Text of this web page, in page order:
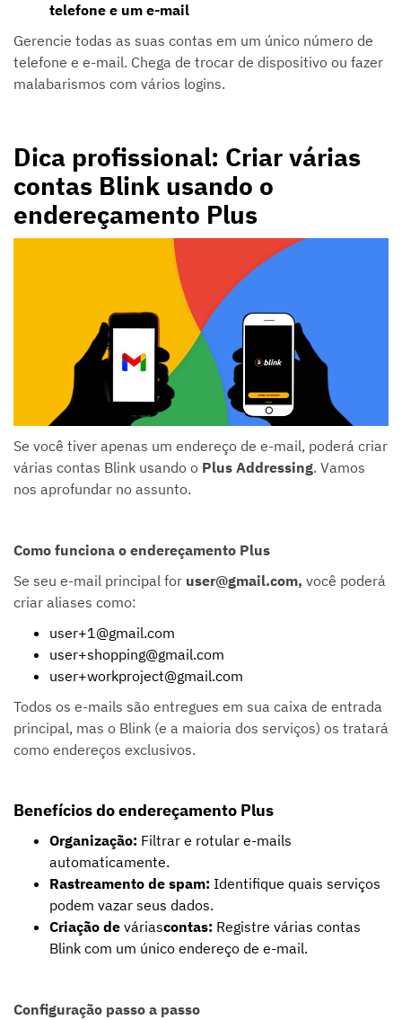
telefone e um e-mail
Gerencie todas as suas contas em um único número de
telefone e e-mail. Chega de trocar de dispositivo ou fazer
malabarismos com vários logins.
Dica profissional: Criar várias
contas Blink usando o
endereçamento Plus
Se você tiver apenas um endereço de e-mail, poderá criar
várias contas Blink usando o Plus Addressing. Vamos
nos aprofundar no assunto.
Como funciona o endereçamento Plus
Se seu e-mail principal for user@gmail.com, você poderá
criar aliases como:
user+1@gmail.com
user+shopping@gmail.com
user+workproject@gmail.com
Todos os e-mails são entregues em sua caixa de entrada
principal, mas o Blink (e a maioria dos serviços) os tratará
como endereços exclusivos.
Benefícios do endereçamento Plus
Organização: Filtrar e rotular e-mails
automaticamente.
Rastreamento de spam: Identifique quais serviços
podem vazar seus dados.
‍Criação de váriascontas: Registre várias contas
Blink com um único endereço de e-mail.
Configuração passo a passo